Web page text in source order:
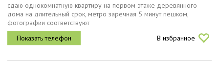
сдаю однокомнатную квартиру на первом этаже деревянного
дома на длительный срок, метро заречная 5 минут пешком,
фотографии соответствуют
В избранное